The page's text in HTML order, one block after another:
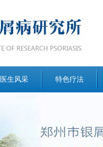
医生风采 特色疗法